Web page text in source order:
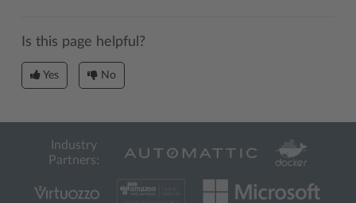
Is this page helpful?
Yes No
Industry
Partners: